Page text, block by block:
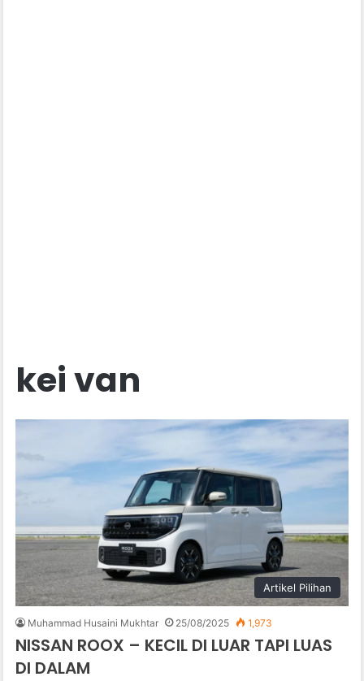
kei van
Artikel Pilihan
Muhammad Husaini Mukhtar 25/08/2025 1,973
NISSAN ROOX – KECIL DI LUAR TAPI LUAS
DI DALAM